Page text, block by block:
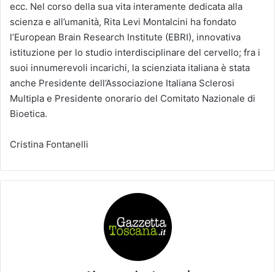
ecc. Nel corso della sua vita interamente dedicata alla
scienza e all’umanità, Rita Levi Montalcini ha fondato
l’European Brain Research Institute (EBRI), innovativa
istituzione per lo studio interdisciplinare del cervello; fra i
suoi innumerevoli incarichi, la scienziata italiana è stata
anche Presidente dell’Associazione Italiana Sclerosi
Multipla e Presidente onorario del Comitato Nazionale di
Bioetica.
Cristina Fontanelli